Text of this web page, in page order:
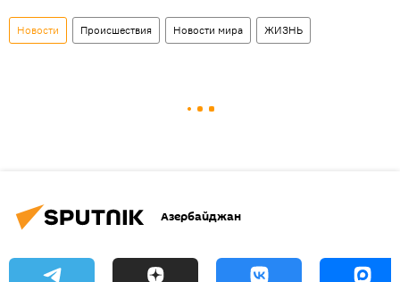
Новости Происшествия Новости мира ЖИЗНЬ
Азербайджан